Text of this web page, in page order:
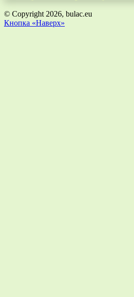
© Copyright 2026, bulac.eu
Кнопка «Наверх»